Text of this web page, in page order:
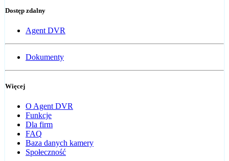
Dostęp zdalny
Agent DVR
Dokumenty
Więcej
O Agent DVR
Funkcje
Dla firm
FAQ
Baza danych kamery
Społeczność